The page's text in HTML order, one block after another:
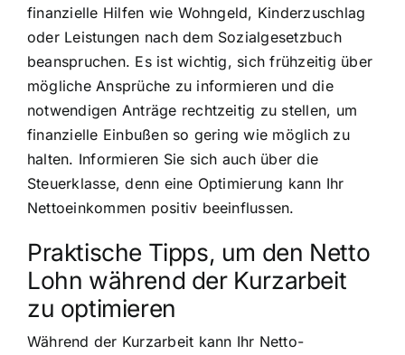
finanzielle Hilfen wie Wohngeld, Kinderzuschlag
oder Leistungen nach dem Sozialgesetzbuch
beanspruchen. Es ist wichtig, sich frühzeitig über
mögliche Ansprüche zu informieren und die
notwendigen Anträge rechtzeitig zu stellen, um
finanzielle Einbußen so gering wie möglich zu
halten. Informieren Sie sich auch über die
Steuerklasse, denn eine Optimierung kann Ihr
Nettoeinkommen positiv beeinflussen.
Praktische Tipps, um den Netto
Lohn während der Kurzarbeit
zu optimieren
Während der Kurzarbeit kann Ihr Netto-